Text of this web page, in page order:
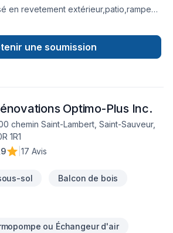
en revetement extérieur,patio,rampe
une soumission
Optimo-Plus Inc.
chemin Saint-Lambert, Saint-Sauveur,
1R1
17 Avis
sol Balcon de bois
ou Échangeur d'air